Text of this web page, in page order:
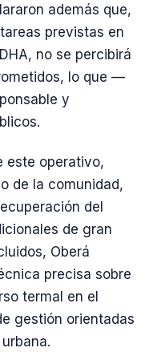
además que,
previstas en
no se percibirá
lo que —
y
este operativo,
de la comunidad,
del
de gran
Oberá
precisa sobre
termal en el
gestión orientadas